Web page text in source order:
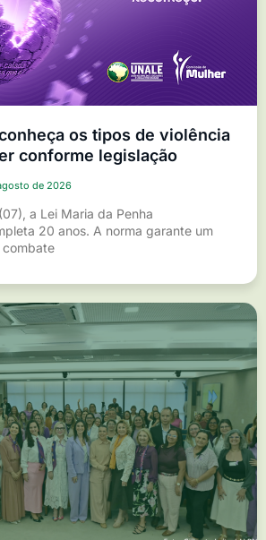
os tipos de violência
conforme legislação
de 2026
a Lei Maria da Penha
20 anos. A norma garante um